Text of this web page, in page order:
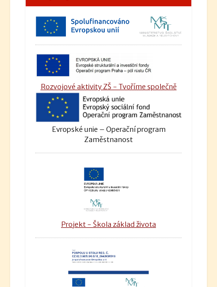
Rozvojové aktivity ZŠ - Tvoříme společně
Evropské unie – Operační program
Zaměstnanost
Projekt - Škola základ života